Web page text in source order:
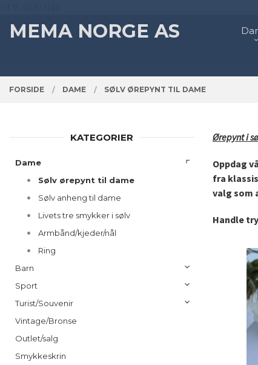
til
innholdet
MEMA NORGE AS
FORSIDE DAME SØLV ØREPYNT TIL DAME
Ørepynt i
Oppdag
fra
valg som
Handle
KATEGORIER
Dame
Sølv ørepynt til dame
Sølv anheng til dame
Livets tre smykker i sølv
Armbånd/kjeder/nål
Ring
Barn
Sport
Turist/Souvenir
Vintage/Bronse
Outlet/salg
Smykkeskrin